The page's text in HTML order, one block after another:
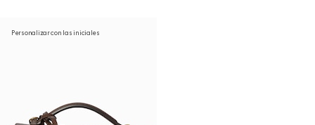
Personalizar con las iniciales